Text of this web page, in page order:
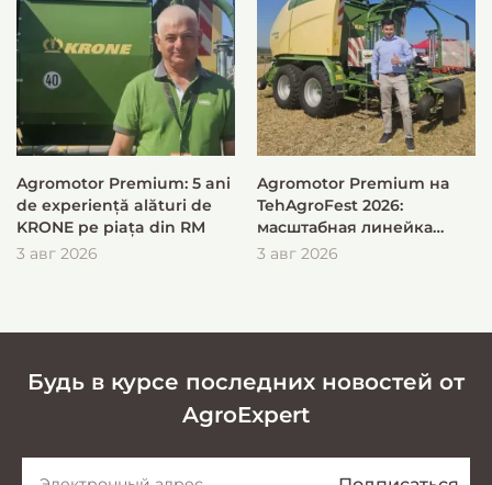
Agromotor Premium: 5 ani
de experiență alături de
KRONE pe piața din RM
3 авг 2026
Agromotor Premium на
TehAgroFest 2026:
масштабная линейка
KRONE для быстрой и
3 авг 2026
Будь в курсе последних новостей от
AgroExpert